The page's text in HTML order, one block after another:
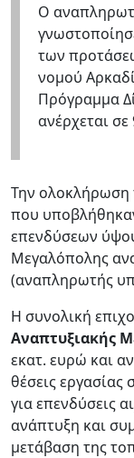
Ο
των
νομού
Πρόγραμμα
ανέρχεται
Την ολοκλήρωση
που
επενδύσεων
Μεγαλόπολης
(αναπληρωτής
Η συνολική
Αναπτυξιακής
εκατ. ευρώ και
θέσεις
για επενδύσεις
ανάπτυξη και
μετάβαση της